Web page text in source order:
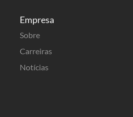
Empresa
Sobre
Carreiras
Notícias